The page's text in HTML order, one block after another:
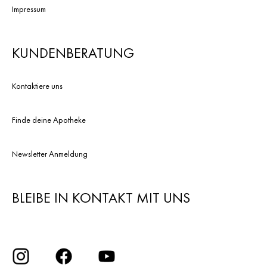
Impressum
KUNDENBERATUNG
Kontaktiere uns
Finde deine Apotheke
Newsletter Anmeldung
BLEIBE IN KONTAKT MIT UNS